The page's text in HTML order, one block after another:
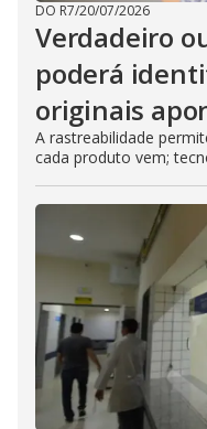
DO R7/20/07/2026
Verdadeiro
poderá
originais
A rastreabilidade
cada produto vem;